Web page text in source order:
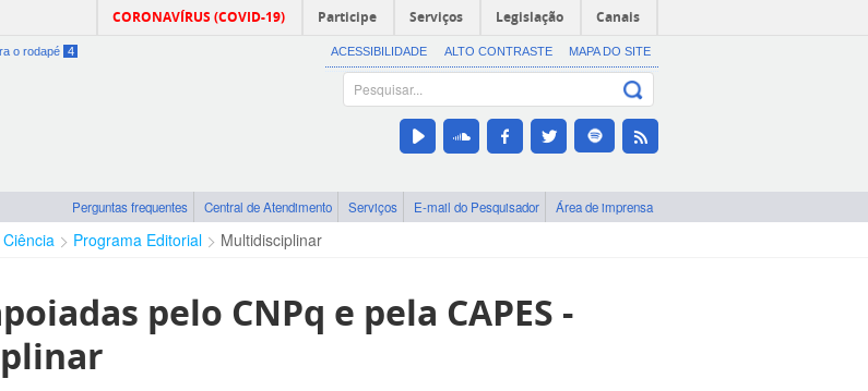
CORONAVÍRUS (COVID-19) Participe Serviços Legislação Canais
o rodapé 4 ACESSIBILIDADE ALTO CONTRASTE MAPA DO SITE
Perguntas frequentes Central de Atendimento Serviços E-mail do Pesquisador Área de imprensa
Programa Editorial Multidisciplinar
pelo CNPq e pela CAPES -